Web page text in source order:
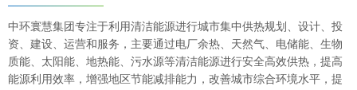
中环寰慧集团专注于利用清洁能源进行城市集中供热规划、设计、投
资、建设、运营和服务，主要通过电厂余热、天然气、电储能、生物
质能、太阳能、地热能、污水源等清洁能源进行安全高效供热，提高
能源利用效率，增强地区节能减排能力，改善城市综合环境水平，提